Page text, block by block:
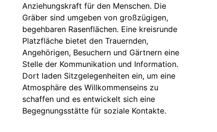
Anziehungskraft für den Menschen. Die
Gräber sind umgeben von großzügigen,
begehbaren Rasenflächen. Eine kreisrunde
Platzfläche bietet den Trauernden,
Angehörigen, Besuchern und Gärtnern eine
Stelle der Kommunikation und Information.
Dort laden Sitzgelegenheiten ein, um eine
Atmosphäre des Willkommenseins zu
schaffen und es entwickelt sich eine
Begegnungsstätte für soziale Kontakte.